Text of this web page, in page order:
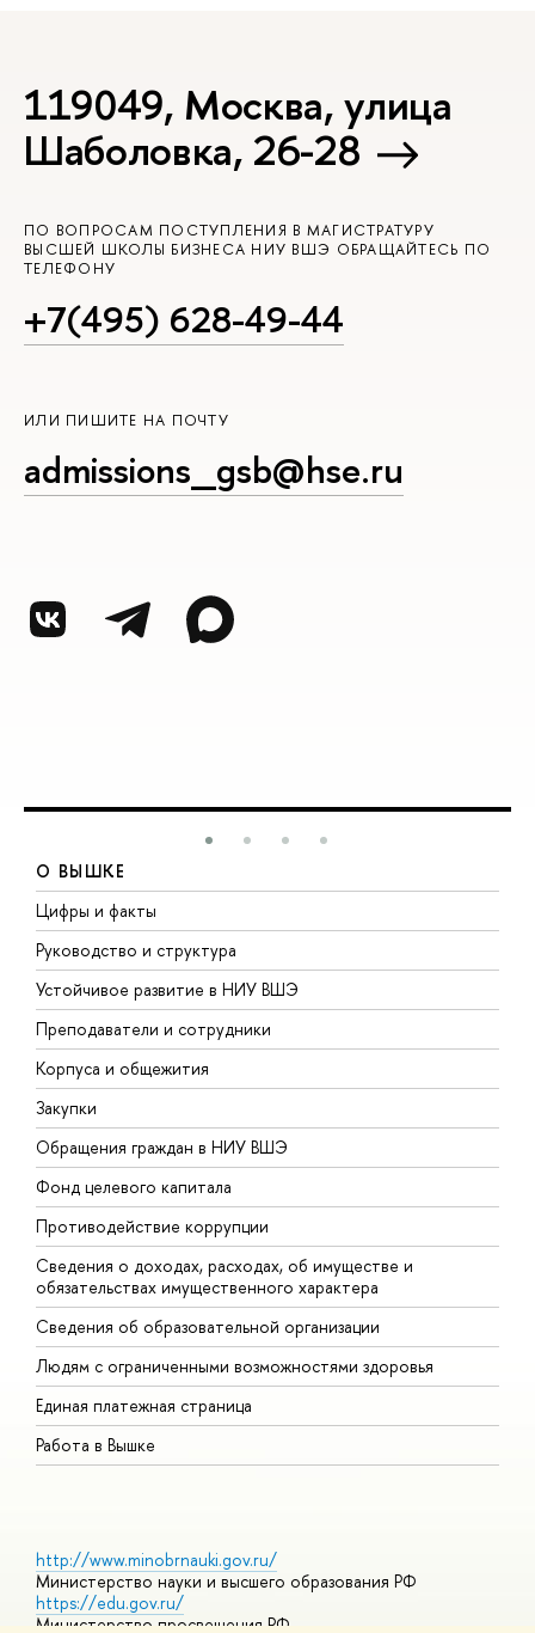
119049, Москва, улица
Шаболовка, 26-28
ПО ВОПРОСАМ ПОСТУПЛЕНИЯ В МАГИСТРАТУРУ
ВЫСШЕЙ ШКОЛЫ БИЗНЕСА НИУ ВШЭ ОБРАЩАЙТЕСЬ ПО
ТЕЛЕФОНУ
+7(495) 628-49-44
ИЛИ ПИШИТЕ НА ПОЧТУ
admissions_gsb@hse.ru
О ВЫШКЕ
Цифры и факты
Руководство и структура
Устойчивое развитие в НИУ ВШЭ
Преподаватели и сотрудники
Корпуса и общежития
Закупки
Обращения граждан в НИУ ВШЭ
Фонд целевого капитала
Противодействие коррупции
Сведения о доходах, расходах, об имуществе и
обязательствах имущественного характера
Сведения об образовательной организации
Людям с ограниченными возможностями здоровья
Единая платежная страница
Работа в Вышке
http://www.minobrnauki.gov.ru/
Министерство науки и высшего образования РФ
https://edu.gov.ru/
Министерство просвещения РФ